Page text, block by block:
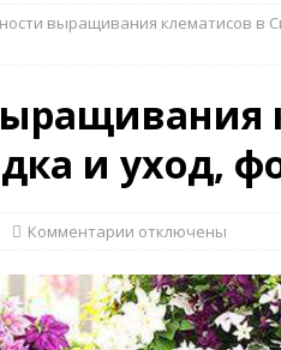
идей дизайна маленькой
выращивания клематисов в
и уход,
Комментарии отключены